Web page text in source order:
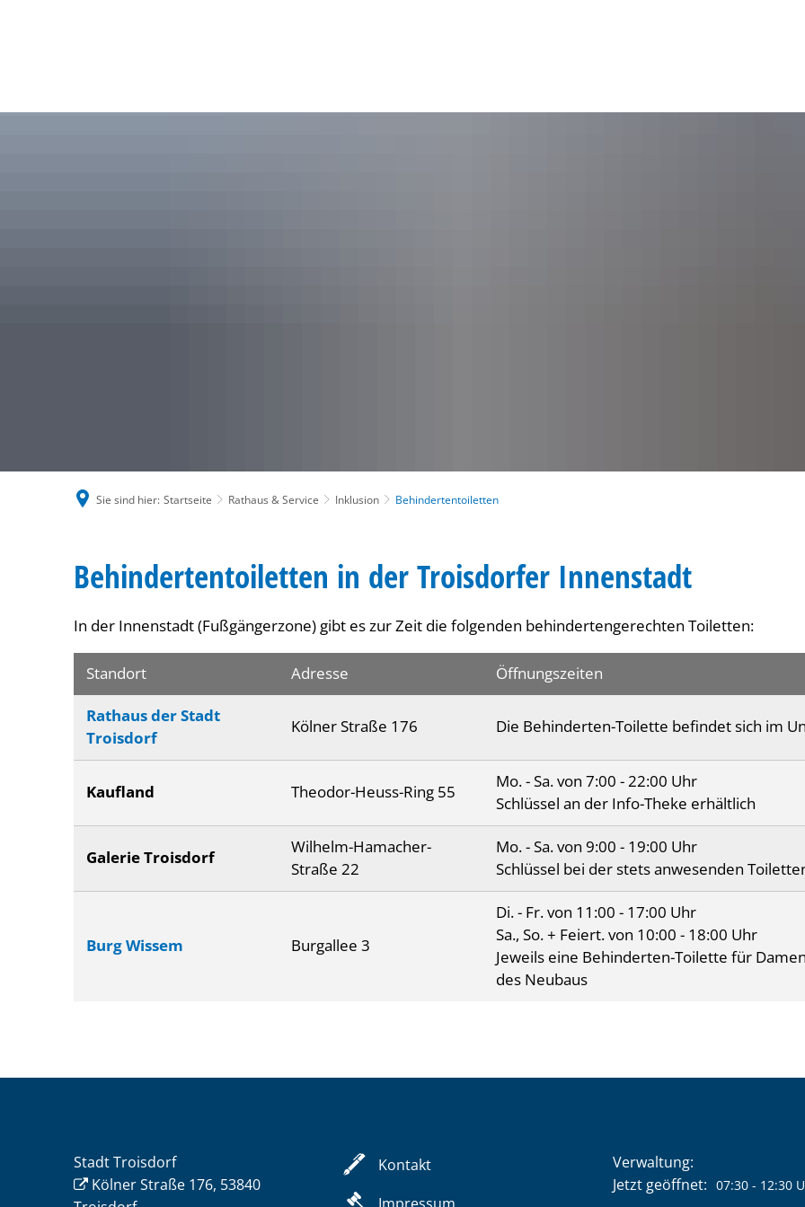
Sie sind hier: Startseite Rathaus & Service Inklusion Behindertentoiletten
Behindertentoiletten
Behindertentoiletten in der Troisdorfer Innenstadt
In der Innenstadt (Fußgängerzone) gibt es zur Zeit die folgenden behindertengerechten Toiletten:
Standort Adresse Öffnungszeiten
Rathaus der Stadt
Troisdorf
Kölner Straße 176 Die Behinderten-Toilette befindet sich im
Kaufland Theodor-Heuss-Ring 55
Mo. - Sa. von 7:00 - 22:00 Uhr
Schlüssel an der Info-Theke erhältlich
Galerie Troisdorf
Wilhelm-Hamacher-
Straße 22
Mo. - Sa. von 9:00 - 19:00 Uhr
Schlüssel bei der stets anwesenden
Burg Wissem Burgallee 3
Di. - Fr. von 11:00 - 17:00 Uhr
Sa., So. + Feiert. von 10:00 - 18:00 Uhr
Jeweils eine Behinderten-Toilette für
des Neubaus
Stadt Troisdorf
Kölner Straße 176, 53840
Kontakt
Verwaltung:
Klicken, um weitere
Jetzt geöffnet: 07:30 - 12:30